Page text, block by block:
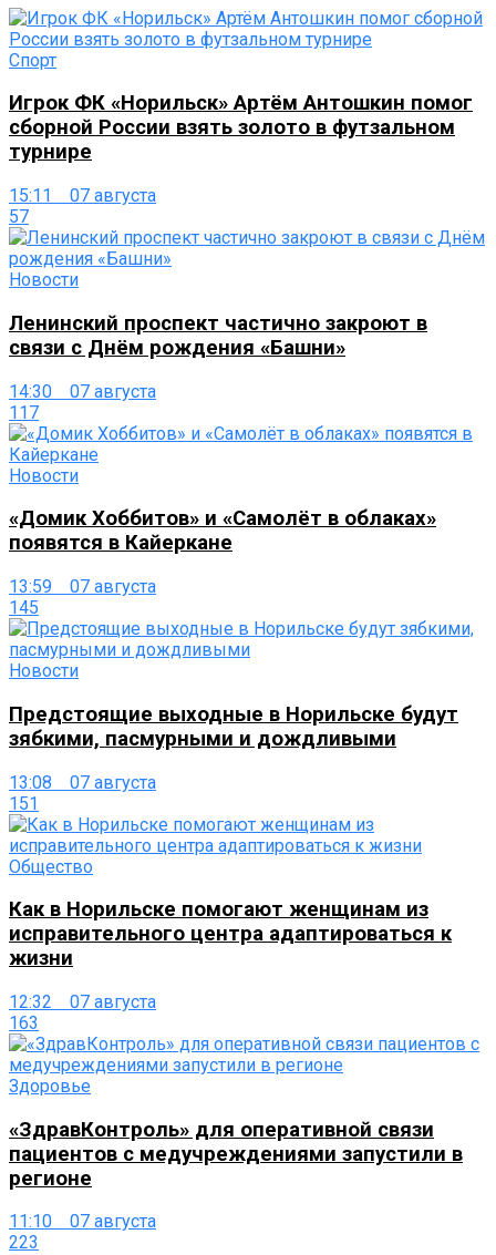
Спорт
Игрок ФК «Норильск» Артём Антошкин помог
сборной России взять золото в футзальном
турнире
15:11 07 августа
57
Новости
Ленинский проспект частично закроют в
связи с Днём рождения «Башни»
14:30 07 августа
117
Новости
«Домик Хоббитов» и «Самолёт в облаках»
появятся в Кайеркане
13:59 07 августа
145
Новости
Предстоящие выходные в Норильске будут
зябкими, пасмурными и дождливыми
13:08 07 августа
151
Общество
Как в Норильске помогают женщинам из
исправительного центра адаптироваться к
жизни
12:32 07 августа
163
Здоровье
«ЗдравКонтроль» для оперативной связи
пациентов с медучреждениями запустили в
регионе
11:10 07 августа
223